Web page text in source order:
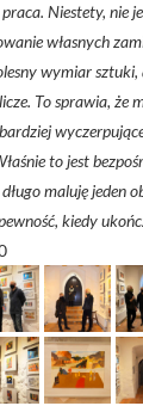
Niestety, nie
własnych
wymiar sztuki,
To sprawia, że
bardziej
to jest
maluję jeden
kiedy